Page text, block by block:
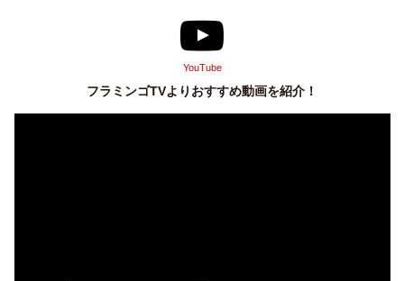
YouTube
フラミンゴTVよりおすすめ動画を紹介！